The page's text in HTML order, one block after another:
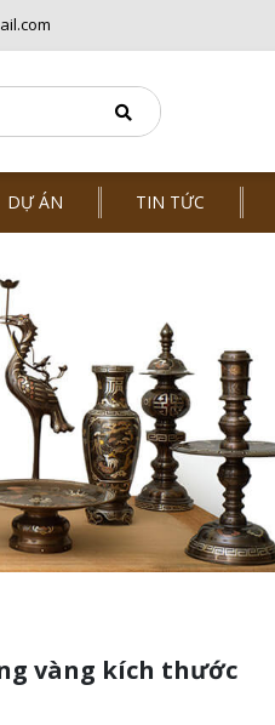
DỰ ÁN TIN TỨC
vàng kích thước